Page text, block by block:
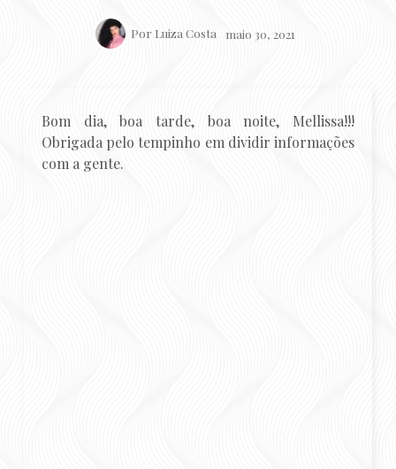
Por Luiza Costa maio 30, 2021
Bom dia, boa tarde, boa noite, Mellissa!!!
Obrigada pelo tempinho em dividir informações
com a gente.